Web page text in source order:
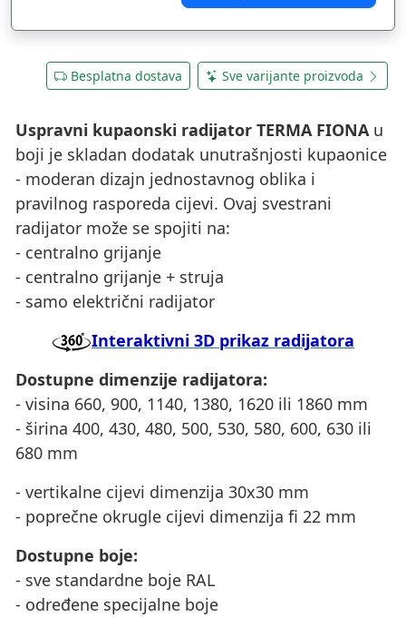
Besplatna dostava Sve varijante proizvoda
Uspravni kupaonski radijator TERMA FIONAu
boji je skladan dodatak unutrašnjosti kupaonice
- moderan dizajn jednostavnog oblika i
pravilnog rasporeda cijevi. Ovaj svestrani
radijator može se spojiti na:
- centralno grijanje
- centralno grijanje + struja
- samo električni radijator
Interaktivni 3D prikaz radijatora
Dostupne dimenzije radijatora:
- visina 660, 900, 1140, 1380, 1620 ili 1860 mm
- širina 400, 430, 480, 500, 530, 580, 600, 630 ili
680 mm
- vertikalne cijevi dimenzija 30x30 mm
- poprečne okrugle cijevi dimenzija fi 22 mm
Dostupne boje:
- sve standardne boje RAL
- određene specijalne boje